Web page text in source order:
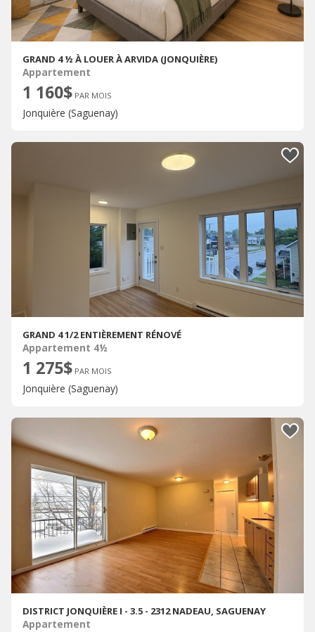
GRAND 4 ½ À LOUER À ARVIDA (JONQUIÈRE)
Appartement
1 160$ PAR MOIS
Jonquière (Saguenay)
GRAND 4 1/2 ENTIÈREMENT RÉNOVÉ
Appartement 4½
1 275$ PAR MOIS
Jonquière (Saguenay)
DISTRICT JONQUIÈRE I - 3.5 - 2312 NADEAU, SAGUENAY
Appartement